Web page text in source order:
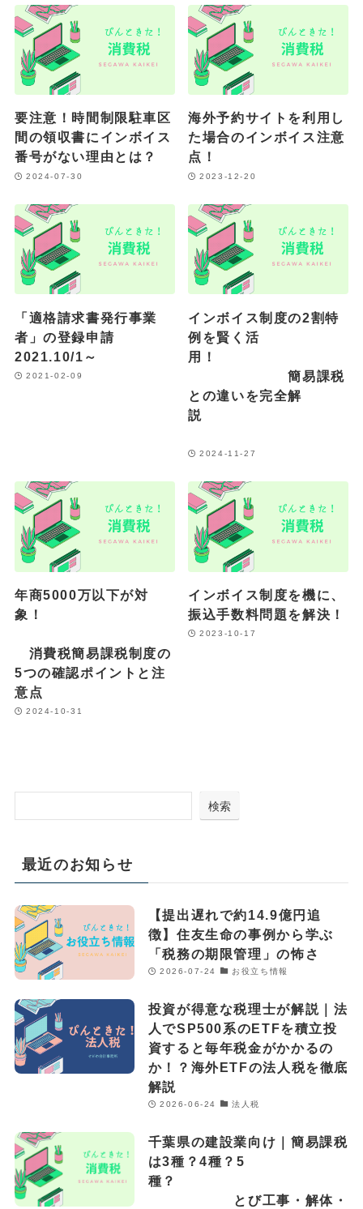
要注意！時間制限駐車区
間の領収書にインボイス
番号がない理由とは？
2024-07-30
海外予約サイトを利用し
た場合のインボイス注意
点！
2023-12-20
「適格請求書発行事業
者」の登録申請
2021.10/1～
2021-02-09
インボイス制度の2割特
例を賢く活
用！
簡易課税
との違いを完全解
説
2024-11-27
年商5000万以下が対
象！
消費税簡易課税制度の
5つの確認ポイントと注
意点
2024-10-31
インボイス制度を機に、
振込手数料問題を解決！
2023-10-17
検索
最近のお知らせ
【提出遅れで約14.9億円追
徴】住友生命の事例から学ぶ
「税務の期限管理」の怖さ
2026-07-24 お役立ち情報
投資が得意な税理士が解説｜法
人でSP500系のETFを積立投
資すると毎年税金がかかるの
か！？海外ETFの法人税を徹底
解説
2026-06-24 法人税
千葉県の建設業向け｜簡易課税
は3種？4種？5
種？
とび工事・解体・